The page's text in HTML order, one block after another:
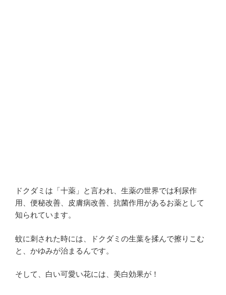
ドクダミは「十薬」と言われ、生薬の世界では利尿作
用、便秘改善、皮膚病改善、抗菌作用があるお薬として
知られています。
蚊に刺された時には、ドクダミの生葉を揉んで擦りこむ
と、かゆみが治まるんです。
そして、白い可愛い花には、美白効果が！